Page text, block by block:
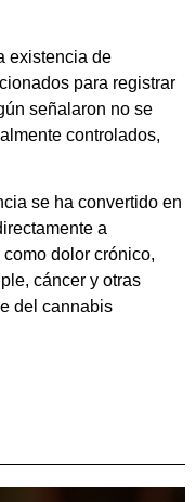
existencia de
para registrar
señalaron no se
controlados,
se ha convertido en
a
dolor crónico,
cáncer y otras
del cannabis